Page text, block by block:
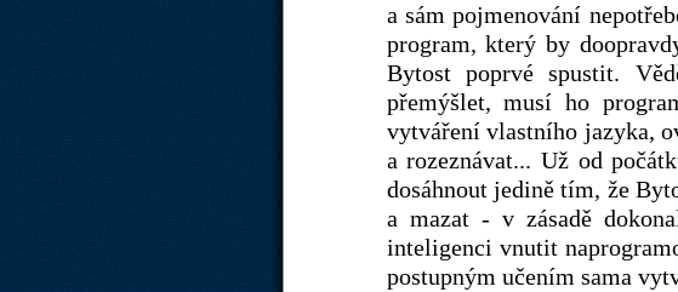
a sám pojmenování
program, který by
Bytost poprvé spustit.
přemýšlet, musí ho
vytváření vlastního jazyka,
a rozeznávat... Už od
dosáhnout jedině tím, že
a mazat - v zásadě
inteligenci vnutit
postupným učením sama